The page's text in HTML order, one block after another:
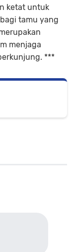
ketat untuk
tamu yang
menjaga
***